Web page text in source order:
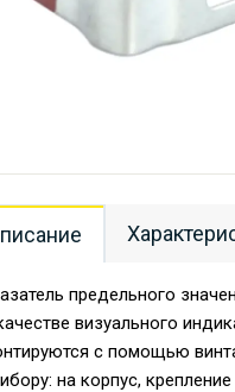
предельного
визуального
с помощью
на корпус,